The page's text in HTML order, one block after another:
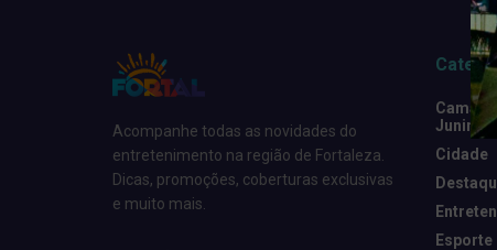
Acompanhe todas as novidades do
entretenimento na região de Fortaleza.
Dicas, promoções, coberturas exclusivas
e muito mais.
Junino
Cidade
Esporte